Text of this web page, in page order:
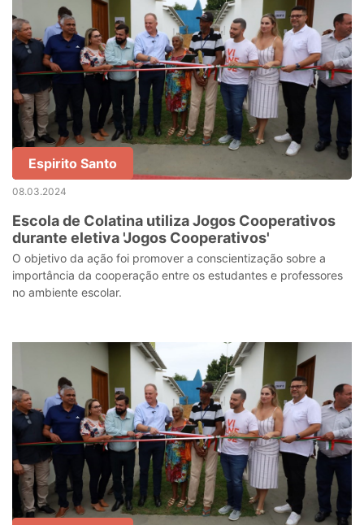
Espirito Santo
08.03.2024
Escola de Colatina utiliza Jogos Cooperativos
durante eletiva 'Jogos Cooperativos'
O objetivo da ação foi promover a conscientização sobre a
importância da cooperação entre os estudantes e professores
no ambiente escolar.